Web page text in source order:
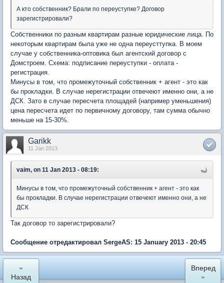
А кто собственник? Брали по переуступке? Договор
зарегистрировали?
Собственники по разным квартирам разные юридические лица. По
некоторым квартирам была уже не одна переусттупка. В моем
случае у собственника-оптовика был агентский договор с
Домстроем. Схема: подписание переуступки - оплата -
регистрация.
Минусы в том, что промежуточный собственник + агент - это как
бы прокладки. В случае нерегистрации отвечеют именно они, а не
ДСК. Зато в случае пересчета площадей (например уменьшения)
цена пересчета идет по первичному договору, там сумма обычно
меньше на 15-30%.
Garikk
11 Jan 2013
vaim, on 11 Jan 2013 - 08:19:
Минусы в том, что промежуточный собственник + агент - это как
бы прокладки. В случае нерегистрации отвечеют именно они, а не
ДСК
Так договор то зарегистрировали?
Сообщение отредактировал SergeAS: 15 January 2013 - 20:45
«
Назад
Вперед
»